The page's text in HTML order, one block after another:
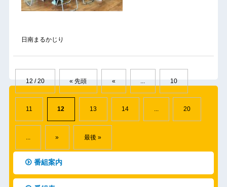
日南まるかじり
12 / 20 « 先頭 « ... 10
11 12 13 14 ... 20
... » 最後 »
番組案内